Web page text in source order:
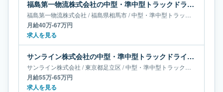
福島第一物流株式会社の中型・準中型トラックドライバー求人｜福島県相馬市｜月給40万-67万円
福島第一物流株式会社 /福島県相馬市/中型・準中型トラックドライバー
月給40万-67万円
求人を見る
サンライン株式会社の中型・準中型トラックドライバー求人｜東京都足立区｜月給55万-65万円
サンライン株式会社 /東京都足立区 /中型・準中型トラックドライバー
月給55万-65万円
求人を見る